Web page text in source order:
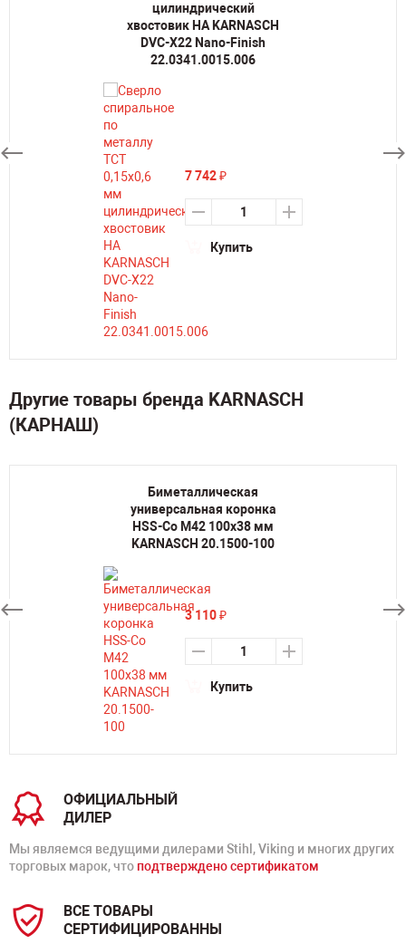
цилиндрический
хвостовик HA KARNASCH
DVC-X22 Nano-Finish
22.0341.0015.006
7 742₽
Купить
Другие товары бренда KARNASCH
(КАРНАШ)
Биметаллическая
универсальная коронка
HSS-Co M42 100х38 мм
KARNASCH 20.1500-100
3 110₽
Купить
ОФИЦИАЛЬНЫЙ
ДИЛЕР
Мы являемся ведущими дилерами Stihl, Viking и многих других
торговых марок, что подтверждено сертификатом
ВСЕ ТОВАРЫ
СЕРТИФИЦИРОВАННЫ